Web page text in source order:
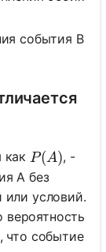
события B
как P(A)
P(A), -
A без
или условий.
вероятность
, что событие